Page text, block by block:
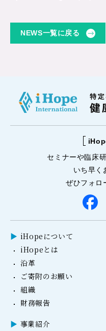
NEWS一覧に戻る
セミナーや臨床
いち早く
ぜひフォロ
iHopeについて
iHopeとは
沿革
ご寄附のお願い
組織
財務報告
事業紹介